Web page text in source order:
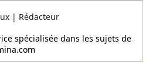
| Rédacteur
spécialisée dans les sujets de